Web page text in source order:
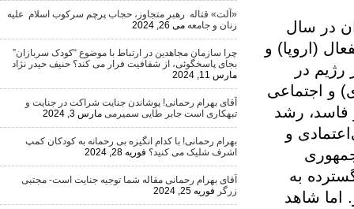
و
در
رشد
و
به
شاهد
«آلت» قتاله رهبر متجاوز، حجاب پرچم سرکوب اسلام علیه
زنان و جامعه می 26, 2024
چرا سازمان مجاهدین در ارتباط با موضوع “کودک سربازان”
بجای پاسخگوئی، از شفافیت فرار می کند؟ حنیف حیدر نژاد
آقای بهرام رحمانی! پوشاندن جنایت شراکت در جنایت و
تبهکاری است جابر طایی سمیرمی مارس 3, 2024
بهرام رحمانی! با کدام انگیزه بی رحمانه به کودکان کمپ
اشرف شلیک می کنید؟ فوریه 28, 2024
آقای بهرام رحمانی مقاله شما توجیه جنایت است- مجتبی
فوریه 25, 2024